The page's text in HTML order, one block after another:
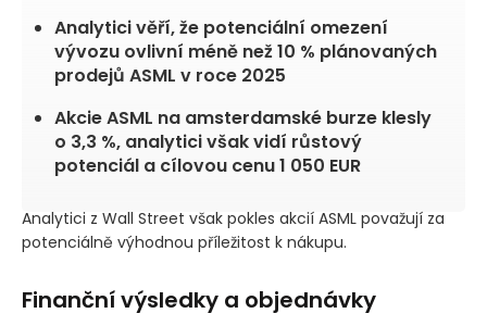
Analytici věří, že potenciální omezení
vývozu ovlivní méně než 10 % plánovaných
prodejů ASML v roce 2025
Akcie ASML na amsterdamské burze klesly
o 3,3 %, analytici však vidí růstový
potenciál a cílovou cenu 1 050 EUR
Analytici z Wall Street však pokles akcií ASML považují za
potenciálně výhodnou příležitost k nákupu.
Finanční výsledky a objednávky